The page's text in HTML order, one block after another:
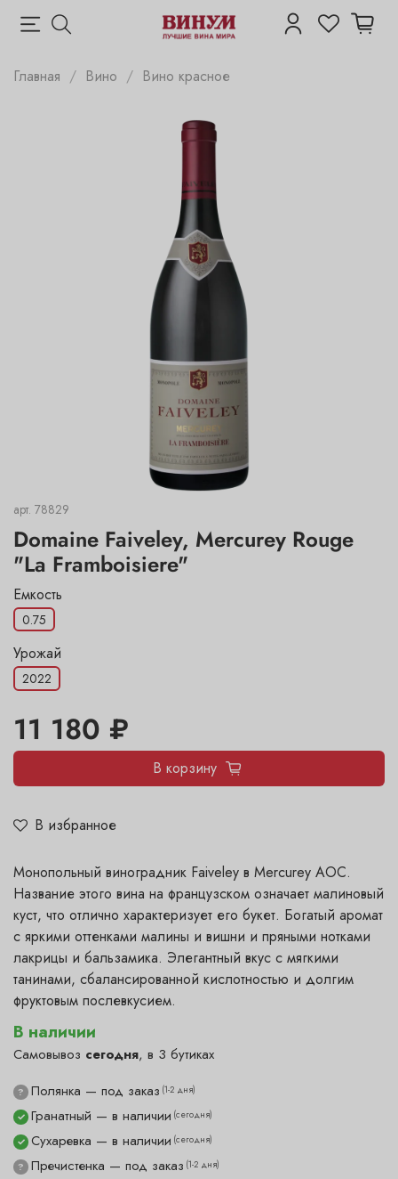
Главная Вино Вино красное
арт. 78829
Domaine Faiveley, Mercurey Rouge
"La Framboisiere"
В избранное
Емкость
0.75
Урожай
2022
11 180 ₽
В корзину
В наличии
Самовывоз сегодня, в 3 бутиках
✓ Гранатный — в наличии (сегодня)
? Полянка — под заказ (1-2 дня)
? Пречистенка — под заказ (1-2 дня)
✓ Сухаревка — в наличии (сегодня)
Монопольный виноградник Faiveley в Mercurey AOC.
Название этого вина на французском означает малиновый
куст, что отлично характеризует его букет. Богатый аромат
с яркими оттенками малины и вишни и пряными нотками
лакрицы и бальзамика. Элегантный вкус с мягкими
танинами, сбалансированной кислотностью и долгим
фруктовым послевкусием.